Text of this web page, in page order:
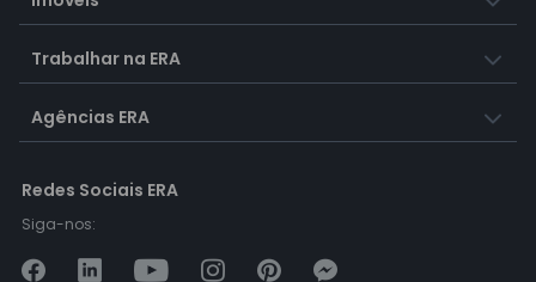
Trabalhar na ERA
Agências ERA
Redes Sociais ERA
Siga-nos: